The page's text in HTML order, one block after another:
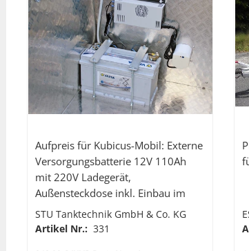
Aufpreis für Kubicus-Mobil: Externe
Versorgungsbatterie 12V 110Ah
mit 220V Ladegerät,
Außensteckdose inkl. Einbau im
Werk, bei Kauf eines Behälters
STU Tanktechnik GmbH & Co. KG
Artikel Nr.: 331